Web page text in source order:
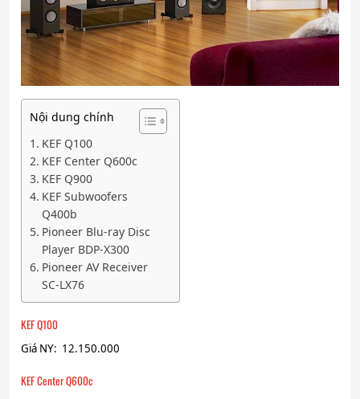
Nội dung chính
KEF Q100
KEF Center Q600c
KEF Q900
KEF Subwoofers
Q400b
Pioneer Blu-ray Disc
Player BDP-X300
Pioneer AV Receiver
SC-LX76
KEF Q100
Giá NY: 12.150.000
KEF Center Q600c